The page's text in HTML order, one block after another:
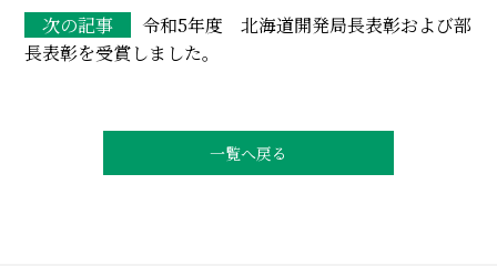
令和5年度 北海道開発局長表彰および部
長表彰を受賞しました。
一覧へ戻る